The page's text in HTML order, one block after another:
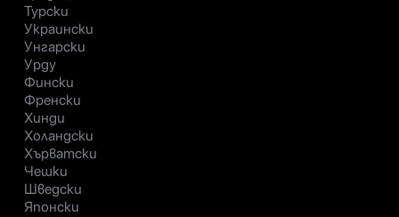
Турски
Украински
Унгарски
Урду
Фински
Френски
Хинди
Холандски
Хърватски
Чешки
Шведски
Японски